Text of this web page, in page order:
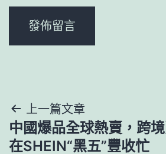
文
章
上一篇文章
中國爆品全球熱賣，跨
在SHEIN“黑五”豐收忙